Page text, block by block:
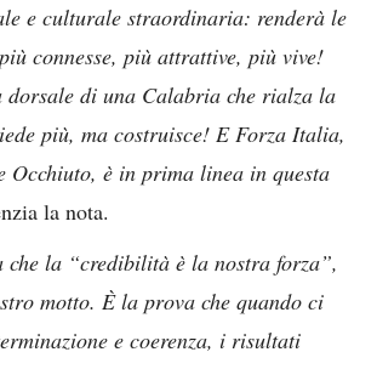
e culturale straordinaria: renderà le
connesse, più attrattive, più vive!
dorsale di una Calabria che rialza la
più, ma costruisce! E Forza Italia,
Occhiuto, è in prima linea in questa
la nota.
che la “credibilità è la nostra forza”,
motto. È la prova che quando ci
e coerenza, i risultati